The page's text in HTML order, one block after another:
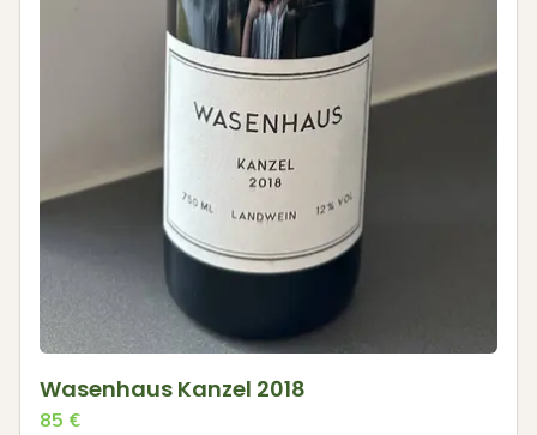
Wasenhaus Kanzel 2018
85 €